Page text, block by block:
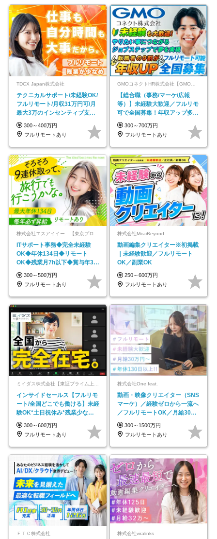
TDCX Japan株式会社
テクニカルサポート/未経験OK/
フルリモート/月収31万円可/月
最大3万のインセンティブ支給/
平均年齢33歳
300～400万円
フルリモートあり
GMOコネクトHR株式会社【GMOインターネットグループ】
【総合職（事務/マーケ/広報
等）】未経験大歓迎／フルリモ
可で全国募集！年収アップ多数
★年休最大130日★
300～700万円
フルリモートあり
株式会社エスアイイー 【東京プロマーケット上場】
ITサポート事務◆完全未経験
OK◆年休134日◆リモート
OK◆残業月7h以下◆賞与年3回
◆5年目まで必ず昇給
300～500万円
フルリモートあり
株式会社MiraiBeyond
動画編集クリエイター※初掲載
｜未経験歓迎／フルリモート
OK／副業OK
250～600万円
フルリモートあり
インサイドセールス【フルリモ
ート/全国どこでも働ける】未経
験OK*土日祝休み*残業少なめ*
在宅勤務手当あり
300～600万円
フルリモートあり
株式会社One feat.
動画・映像クリエイター（SNS
マーケ）／経験ゼロから一流へ
／フルリモートOK／月給30万
円～／年休130日以上
300～1500万円
フルリモートあり
ＦＴＣ株式会社 株式会社viralinks